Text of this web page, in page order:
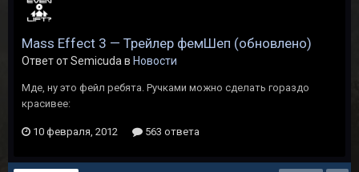
Mass Effect 3 — Трейлер фемШеп (обновлено)
Ответ от Semicuda в Новости
Мде, ну это фейл ребята. Ручками можно сделать гораздо
красивее:
10 февраля, 2012 563 ответа